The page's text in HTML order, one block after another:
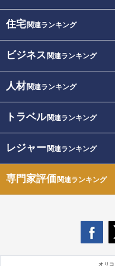
住宅関連ランキング
ビジネス 関連ランキング
人材関連ランキング
トラベル関連ランキング
レジャー関連ランキング
専門家評価関連ランキング
オリ